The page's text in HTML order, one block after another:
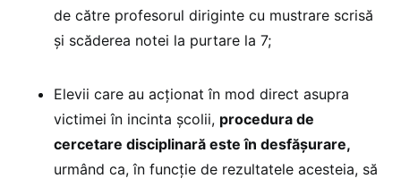
de către profesorul diriginte cu mustrare scrisă
și scăderea notei la purtare la 7;
Elevii care au acționat în mod direct asupra
victimei în incinta școlii, procedura de
cercetare disciplinară este în desfășurare,
urmând ca, în funcție de rezultatele acesteia, să